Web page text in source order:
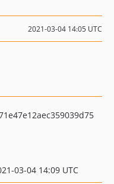
2021-03-04 14:05 UTC
03-04 14:09 UTC